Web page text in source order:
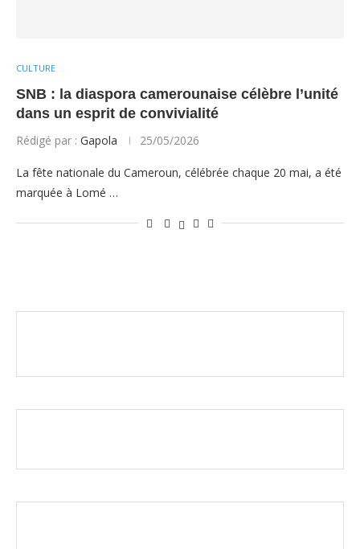
CULTURE
SNB : la diaspora camerounaise célèbre l’unité
dans un esprit de convivialité
Rédigé par : Gapola 25/05/2026
La fête nationale du Cameroun, célébrée chaque 20 mai, a été
marquée à Lomé …